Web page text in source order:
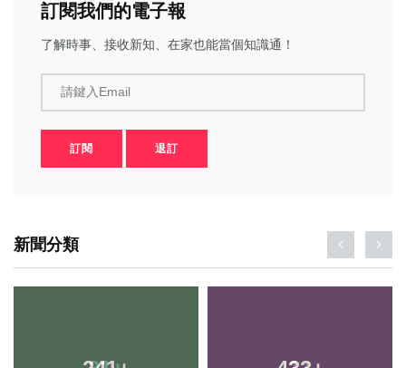
訂閱我們的電子報
了解時事、接收新知、在家也能當個知識通！
請鍵入Email
訂閱 退訂
新聞分類